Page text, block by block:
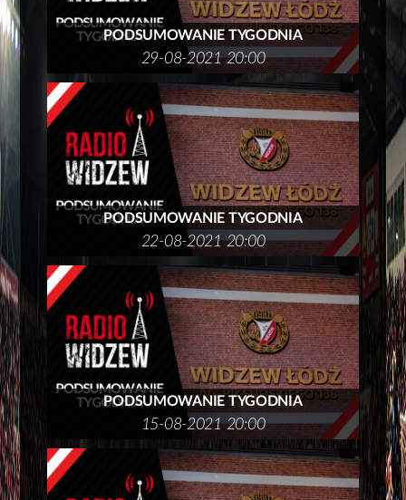
PODSUMOWANIE TYGODNIA
29-08-2021 20:00
PODSUMOWANIE TYGODNIA
22-08-2021 20:00
PODSUMOWANIE TYGODNIA
15-08-2021 20:00